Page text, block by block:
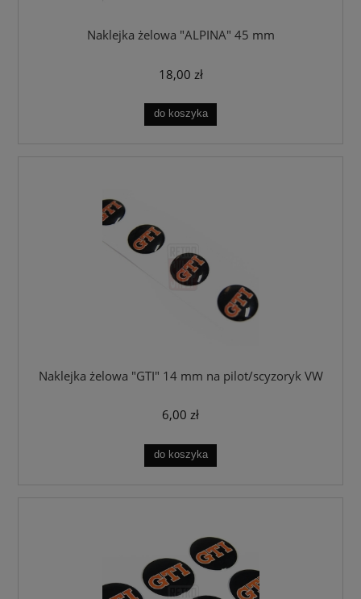
Naklejka żelowa "ALPINA" 45 mm
18,00 zł
do koszyka
Naklejka żelowa "GTI" 14 mm na pilot/scyzoryk VW
6,00 zł
do koszyka